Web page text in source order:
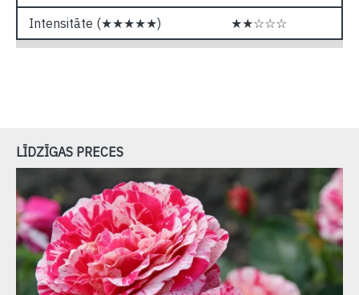
Intensitāte (★★★★★) ★★☆☆☆
LĪDZĪGAS PRECES